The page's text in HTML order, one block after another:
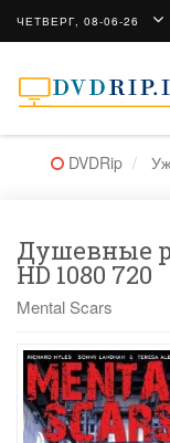
ЧЕТВЕРГ, 08-06-26
DVDRip
Душевные
HD 1080 720
Mental Scars